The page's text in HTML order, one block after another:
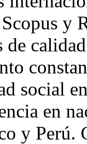
y
de
social
en
y Perú.